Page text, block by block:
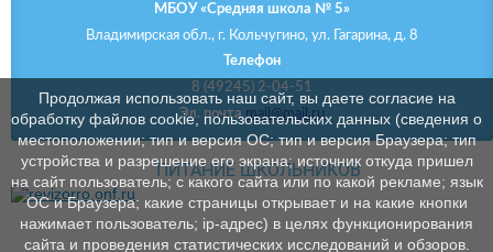
МБОУ «Средняя школа № 5»
Владимирская обл., г. Кольчугино, ул. Гагарина, д. 8
Телефон
8 (49245) 2-04-51
Эл. почта mail@mail.ru
ПИТАНИЕ ШКОЛЬНИКОВ
Продолжая использовать наш сайт, вы даете согласие на
обработку файлов cookie, пользовательских данных (сведения о
местоположении; тип и версия ОС; тип и версия Браузера; тип
устройства и разрешение его экрана; источник откуда пришел
на сайт пользователь; с какого сайта или по какой рекламе; язык
ОС и Браузера; какие страницы открывает и на какие кнопки
нажимает пользователь; ip-адрес) в целях функционирования
сайта и проведения статистических исследований и обзоров.